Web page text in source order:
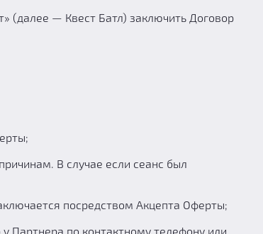
(далее — Квест Батл) заключить Договор
В случае если сеанс был
посредством Акцепта Оферты;
Партнера по контактному телефону или